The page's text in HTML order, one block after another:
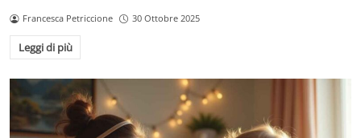
Francesca Petriccione 30 Ottobre 2025
Leggi di più